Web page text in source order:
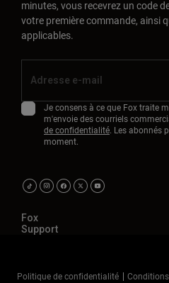
minutes, vous recevrez un code
votre première commande, ainsi
applicables.
Je consens à ce que Fox traite
m'envoie des courriels
de confidentialité. Les abonnés
moment.
Fox
Support
Politique de confidentialité